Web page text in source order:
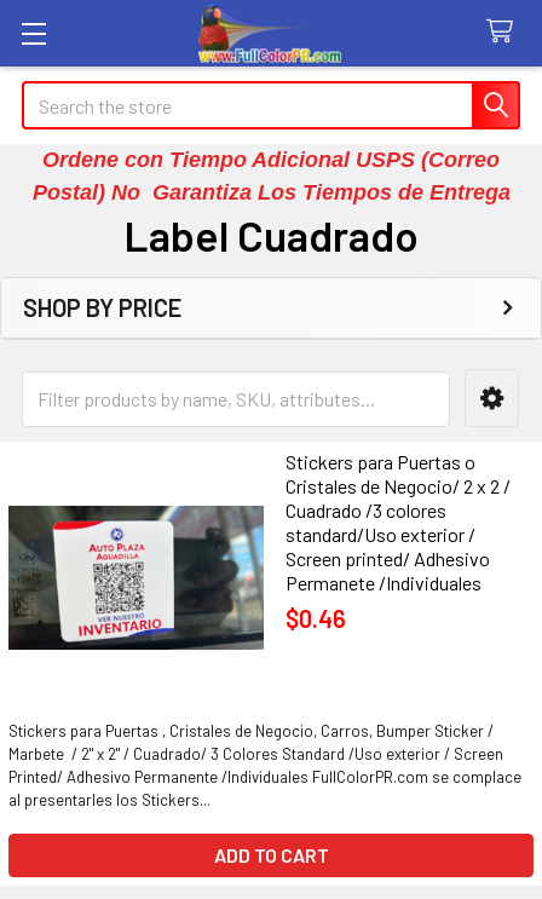
Search
Ordene con Tiempo Adicional USPS (Correo
Postal) No Garantiza Los Tiempos de Entrega
Label Cuadrado
Sidebar
SHOP BY PRICE
Stickers para Puertas o
Cristales de Negocio/ 2 x 2 /
Cuadrado /3 colores
standard/Uso exterior /
Screen printed/ Adhesivo
Permanete /Individuales
$0.46
Stickers para Puertas , Cristales de Negocio, Carros, Bumper Sticker /
Marbete / 2" x 2" / Cuadrado/ 3 Colores Standard /Uso exterior / Screen
Printed/ Adhesivo Permanente /Individuales FullColorPR.com se complace
al presentarles los Stickers...
ADD TO CART